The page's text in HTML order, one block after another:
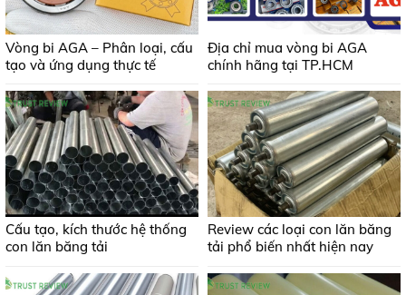
Vòng bi AGA – Phân loại, cấu
tạo và ứng dụng thực tế
Địa chỉ mua vòng bi AGA
chính hãng tại TP.HCM
Cấu tạo, kích thước hệ thống
con lăn băng tải
Review các loại con lăn băng
tải phổ biến nhất hiện nay